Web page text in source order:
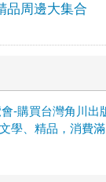
品周邊大集合
-購買台灣角川出
學、精品，消費